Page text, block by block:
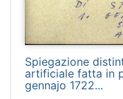
Spiegazione
artificiale fatta in
gennajo 1722...